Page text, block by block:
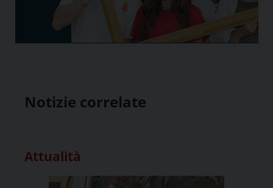
Notizie correlate
Attualità